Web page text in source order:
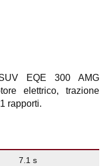
EQE 300 AMG
elettrico, trazione
rapporti.
7.1 s